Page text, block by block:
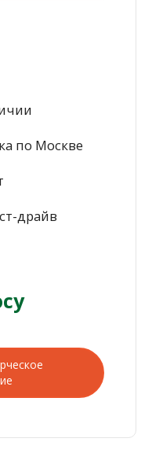
по Москве
драйв